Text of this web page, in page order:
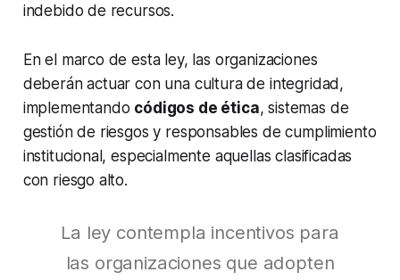
indebido de recursos.
En el marco de esta ley, las organizaciones
deberán actuar con una cultura de integridad,
implementando códigos de ética, sistemas de
gestión de riesgos y responsables de cumplimiento
institucional, especialmente aquellas clasificadas
con riesgo alto.
La ley contempla incentivos para
las organizaciones que adopten